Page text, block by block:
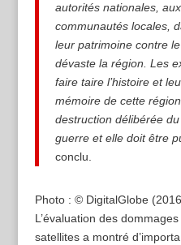
autorités nationales,
communautés locales,
leur patrimoine contre
dévaste la région. Les
faire taire l’histoire et
mémoire de cette
destruction délibérée
guerre et elle doit être
conclu.
Photo : © DigitalGlobe
L’évaluation des
satellites a montré